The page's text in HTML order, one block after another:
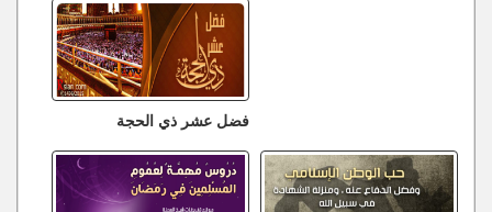
فضل عشر ذي الحجة